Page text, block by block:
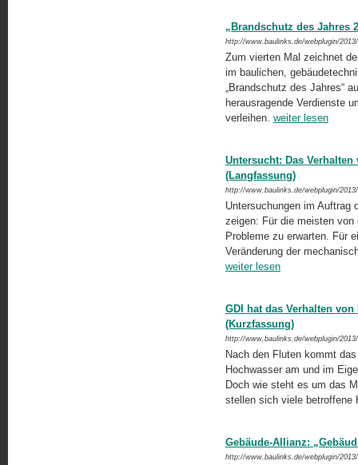
„Brandschutz des Jahres
http://www.baulinks.de/webplugin/
Zum vierten Mal zeichnet
im baulichen,
„Brandschutz des Jahres“
herausragende Verdienste
verleihen. weiter lesen
Untersucht: Das
(Langfassung)
http://www.baulinks.de/webplugin/
Untersuchungen im Auftrag
zeigen: Für die meisten
Probleme zu erwarten. Für
Veränderung der
weiter lesen
GDI hat das Verhalten
(Kurzfassung)
http://www.baulinks.de/webplugin/
Nach den Fluten kommt
Hochwasser am und im
Doch wie steht es um das
stellen sich viele betroffene
Gebäude-Allianz:
http://www.baulinks.de/webplugin/